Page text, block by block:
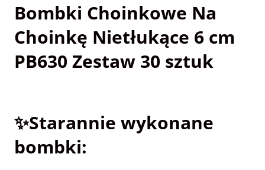
Bombki Choinkowe Na
Choinkę Nietłukące 6 cm
PB630 Zestaw 30 sztuk
✨Starannie wykonane
bombki: